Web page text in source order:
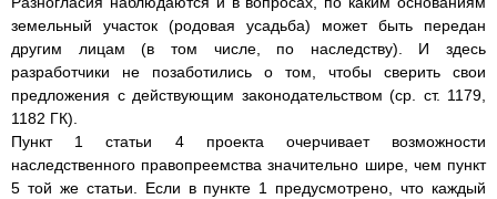
земельный участок (родовая усадьба) может быть передан
другим лицам (в том числе, по наследству). И здесь
разработчики не позаботились о том, чтобы сверить свои
предложения с действующим законодательством (ср. ст. 1179,
1182 ГК).
Пункт 1 статьи 4 проекта очерчивает возможности
наследственного правопреемства значительно шире, чем пункт
5 той же статьи. Если в пункте 1 предусмотрено, что каждый